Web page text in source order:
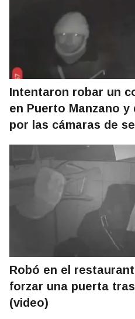
Intentaron robar un
en Puerto Manzano
por las cámaras de
Robó en el
forzar una puerta
(video)